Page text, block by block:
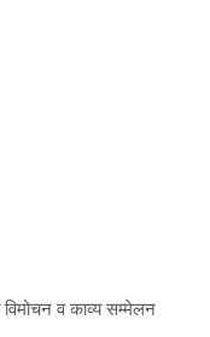
विमोचन व काव्य सम्मेलन